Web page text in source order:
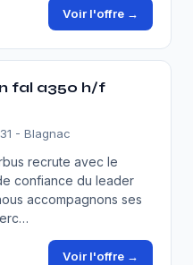
Voir l'offre →
fal a350 h/f
31 - Blagnac
recrute avec le
confiance du leader
accompagnons ses
Voir l'offre →